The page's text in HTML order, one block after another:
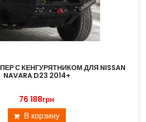
С КЕНГУРЯТНИКОМ ДЛЯ NISSAN
NAVARA D23 2014+
76 188грн
В корзину